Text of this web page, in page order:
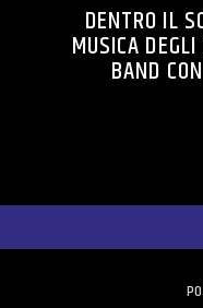
DENTRO IL
MUSICA
BAND